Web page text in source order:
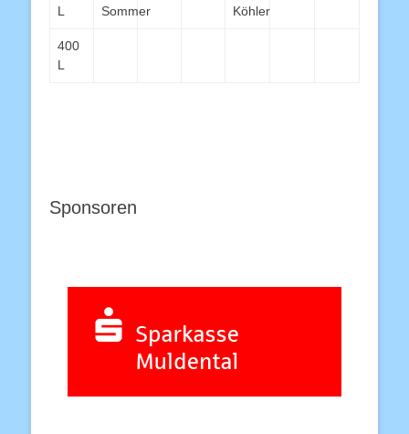
L
Sommer
Köhler
400
L
Sponsoren